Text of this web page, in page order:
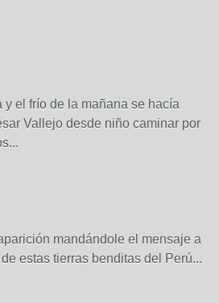
y el frío de la mañana se hacía
Vallejo desde niño caminar por
mandándole el mensaje a
estas tierras benditas del Perú...